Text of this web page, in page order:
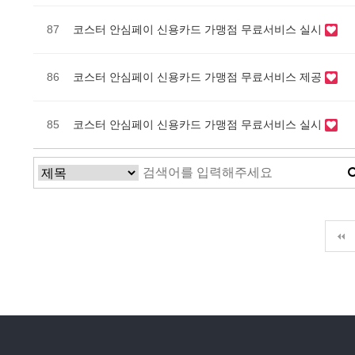
87 코스터 안심페이 신용카드 가맹점 무료서비스 실시
86 코스터 안심페이 신용카드 가맹점 무료서비스 제공
85 코스터 안심페이 신용카드 가맹점 무료서비스 실시
맨끝